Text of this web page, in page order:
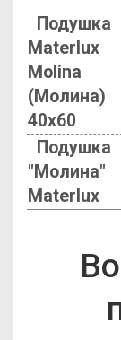
Подушка
Materlux
Molina
(Молина)
40х60
Подушка
"Молина"
Materlux